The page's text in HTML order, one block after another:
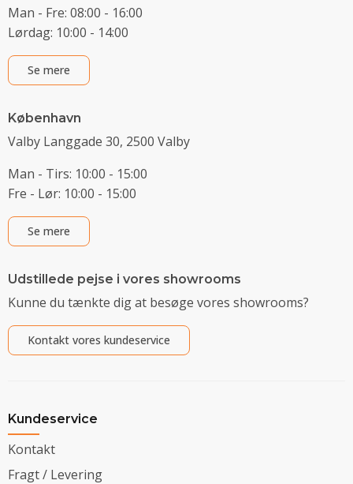
Man - Fre: 08:00 - 16:00
Lørdag: 10:00 - 14:00
Se mere
København
Valby Langgade 30, 2500 Valby
Man - Tirs: 10:00 - 15:00
Fre - Lør: 10:00 - 15:00
Se mere
Udstillede pejse i vores showrooms
Kunne du tænkte dig at besøge vores showrooms?
Kontakt vores kundeservice
Kundeservice
Kontakt
Fragt / Levering